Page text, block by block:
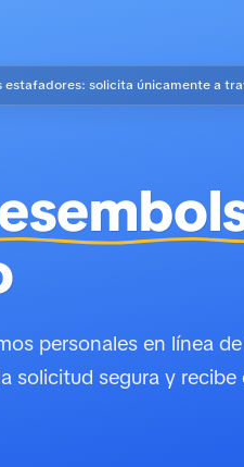
estafadores: solicita únicamente a
personales en línea
solicitud segura y recibe